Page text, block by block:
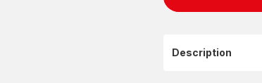
Description